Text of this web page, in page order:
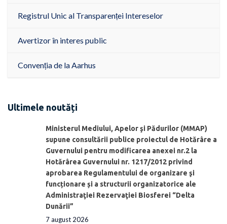
Registrul Unic al Transparenței Intereselor
Avertizor în interes public
Convenția de la Aarhus
Ultimele noutăți
Ministerul Mediului, Apelor şi Pădurilor (MMAP)
supune consultării publice proiectul de Hotărâre a
Guvernului pentru modificarea anexei nr.2 la
Hotărârea Guvernului nr. 1217/2012 privind
aprobarea Regulamentului de organizare şi
funcționare și a structurii organizatorice ale
Administraţiei Rezervaţiei Biosferei “Delta
Dunării”
7 august 2026